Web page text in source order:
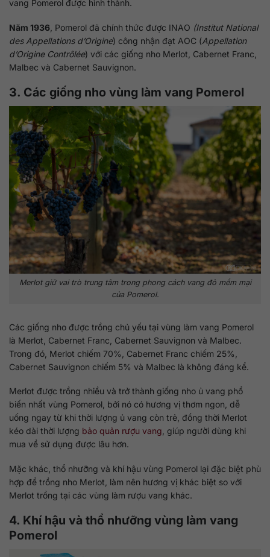
vang Pomerol được hình thành.
Năm 1936 , Pomerol đã chính thức được INAO (Institut National
des Appellations d’Origine) công nhận đạt AOC (Appellation
d’Origine Contrôlée) với các giống nho Merlot, Cabernet Franc,
Malbec và Cabernet Sauvignon.
3. Các giống nho vùng làm vang Pomerol
Merlot giữ vai trò trung tâm trong phong cách vang đỏ mềm mại
của Pomerol.
Các giống nho được trồng chủ yếu tại vùng làm vang Pomerol
là Merlot, Cabernet Franc, Cabernet Sauvignon và Malbec.
Trong đó, Merlot chiếm 70%, Cabernet Franc chiếm 25%,
Cabernet Sauvignon chiếm 5% và Malbec là không đáng kể.
Merlot được trồng nhiều và trở thành giống nho ủ vang phổ
biến nhất vùng Pomerol, bởi nó có hương vị thơm ngon, dễ
uống ngay từ khi thời lượng ủ vang còn trẻ, đồng thời Merlot
kéo dài thời lượng bảo quản rượu vang, giúp người dùng khi
mua về sử dụng được lâu hơn.
Mặc khác, thổ nhưỡng và khí hậu vùng Pomerol lại đặc biệt phù
hợp để trồng nho Merlot, làm nên hương vị khác biệt so với
Merlot trồng tại các vùng làm rượu vang khác.
4. Khí hậu và thổ nhưỡng vùng làm vang
Pomerol